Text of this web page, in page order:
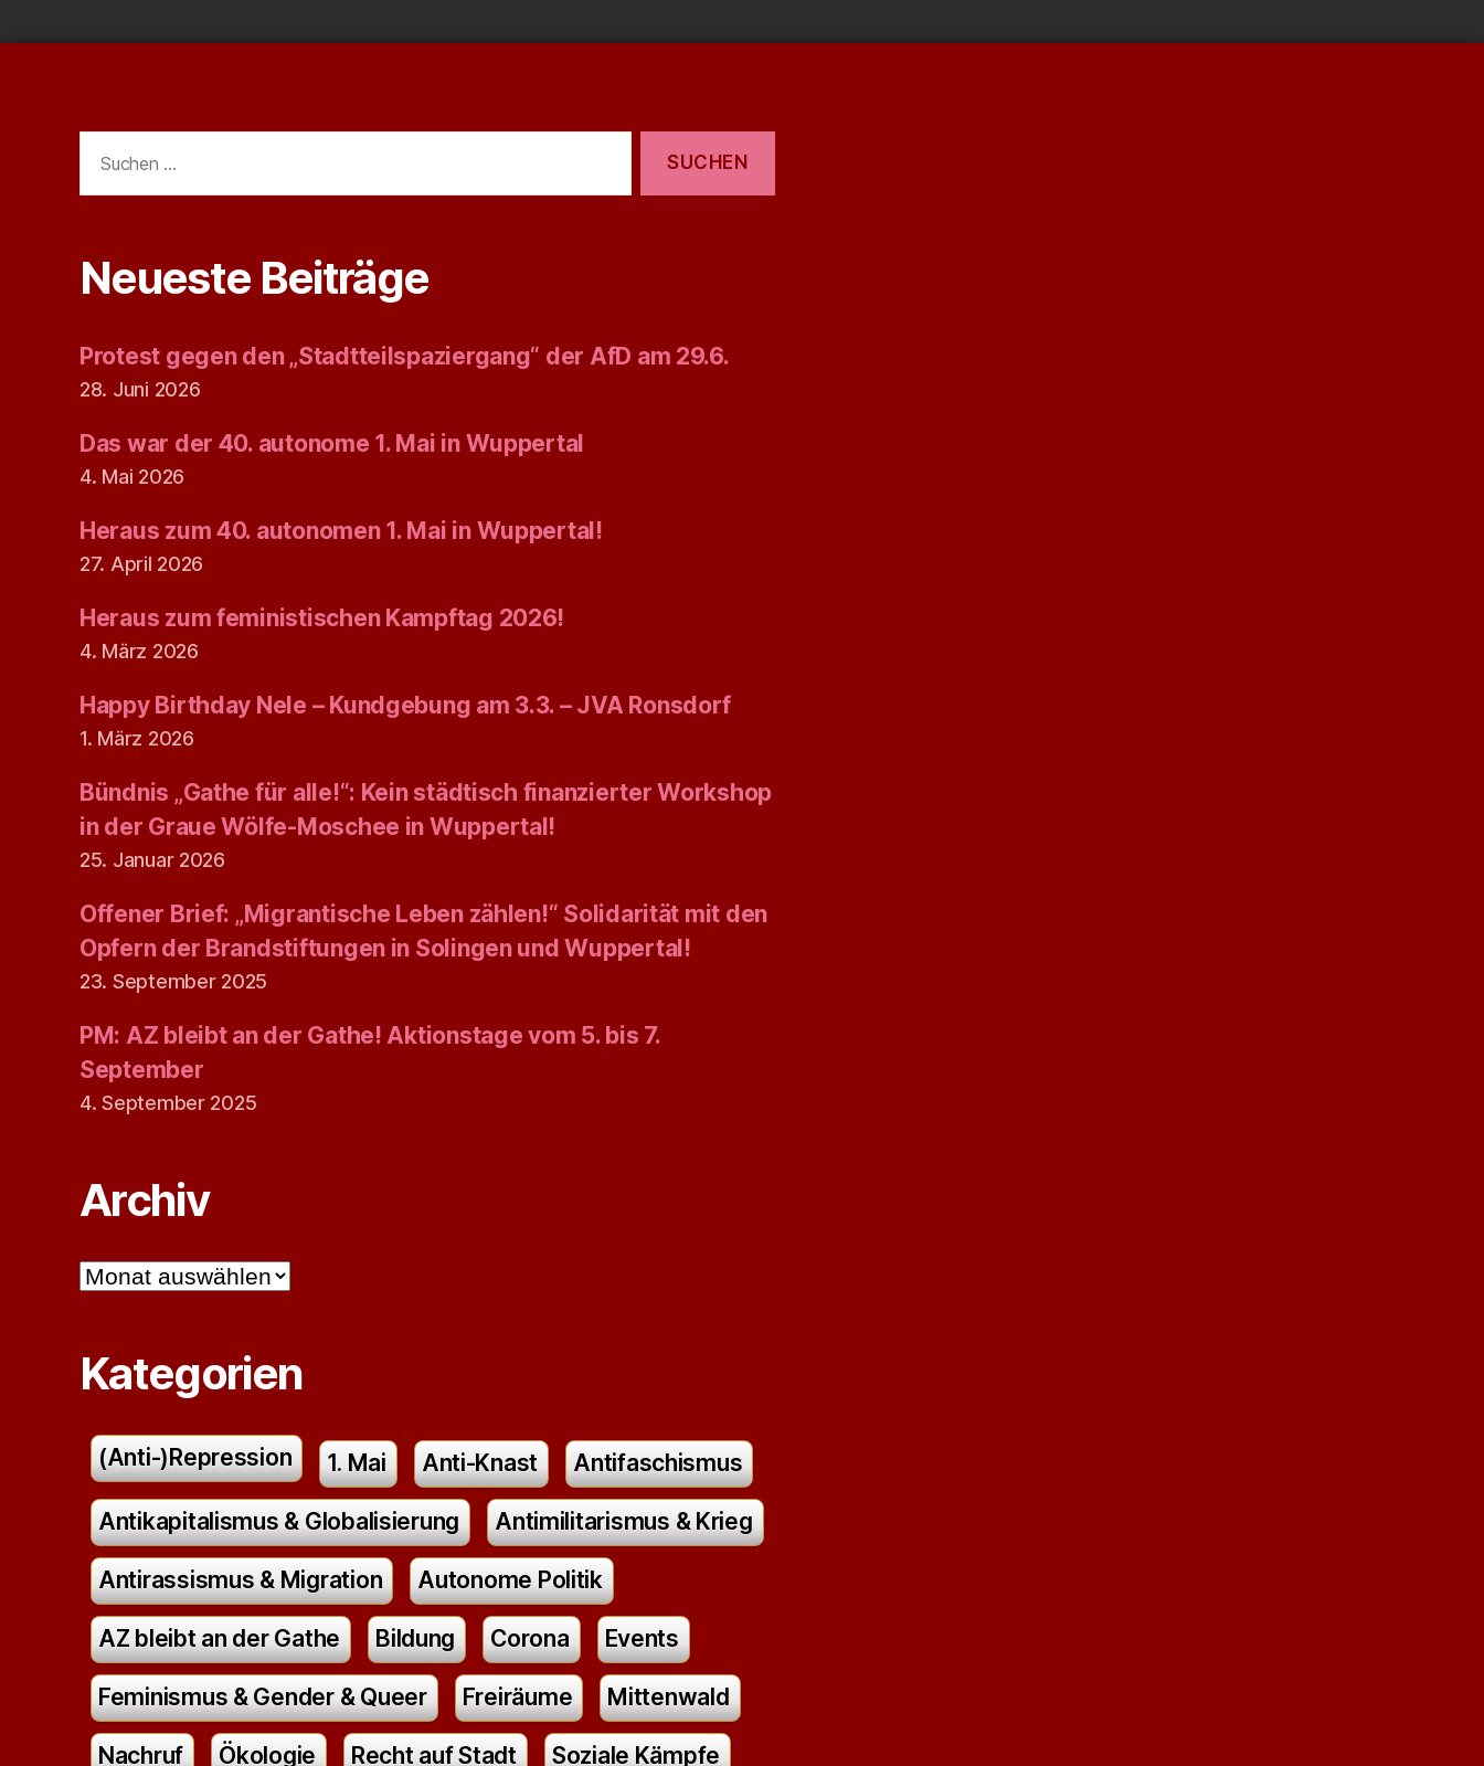
nach:
Neueste Beiträge
Protest gegen den „Stadtteilspaziergang“ der AfD am 29.6.
28. Juni 2026
Das war der 40. autonome 1. Mai in Wuppertal
4. Mai 2026
Heraus zum 40. autonomen 1. Mai in Wuppertal!
27. April 2026
Heraus zum feministischen Kampftag 2026!
4. März 2026
Happy Birthday Nele – Kundgebung am 3.3. – JVA Ronsdorf
1. März 2026
Bündnis „Gathe für alle!“: Kein städtisch finanzierter Workshop
in der Graue Wölfe-Moschee in Wuppertal!
25. Januar 2026
Offener Brief: „Migrantische Leben zählen!“ Solidarität mit den
Opfern der Brandstiftungen in Solingen und Wuppertal!
23. September 2025
PM: AZ bleibt an der Gathe! Aktionstage vom 5. bis 7.
September
4. September 2025
Archiv
Archiv
Kategorien
(Anti-)Repression 1. Mai Anti-Knast Antifaschismus
Antikapitalismus & Globalisierung Antimilitarismus & Krieg
Antirassismus & Migration Autonome Politik
AZ bleibt an der Gathe Bildung Corona Events
Feminismus & Gender & Queer Freiräume Mittenwald
Nachruf Ökologie Recht auf Stadt Soziale Kämpfe